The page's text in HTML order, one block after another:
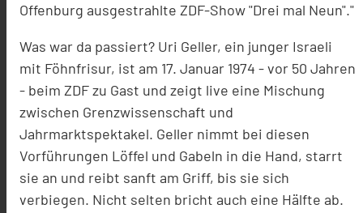
Offenburg ausgestrahlte ZDF-Show "Drei mal Neun"."
Was war da passiert? Uri Geller, ein junger Israeli
mit Föhnfrisur, ist am 17. Januar 1974 - vor 50 Jahren
- beim ZDF zu Gast und zeigt live eine Mischung
zwischen Grenzwissenschaft und
Jahrmarktspektakel. Geller nimmt bei diesen
Vorführungen Löffel und Gabeln in die Hand, starrt
sie an und reibt sanft am Griff, bis sie sich
verbiegen. Nicht selten bricht auch eine Hälfte ab.